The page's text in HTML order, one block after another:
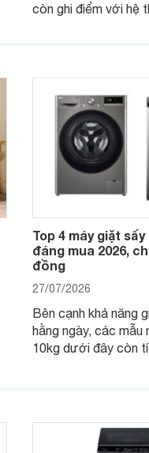
còn ghi điểm với hệ
giặt.
Top 4 máy giặt
đáng mua 2026,
đồng
27/07/2026
Bên cạnh khả năng
hằng ngày, các mẫu
10kg dưới đây còn